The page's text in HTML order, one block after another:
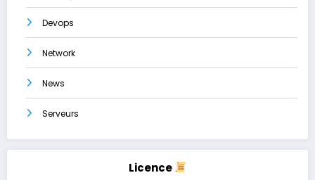
Devops
Network
News
Serveurs
Licence